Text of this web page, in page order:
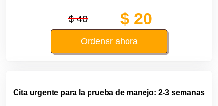
$ 40 $ 20
Ordenar ahora
Cita urgente para la prueba de manejo: 2-3 semanas